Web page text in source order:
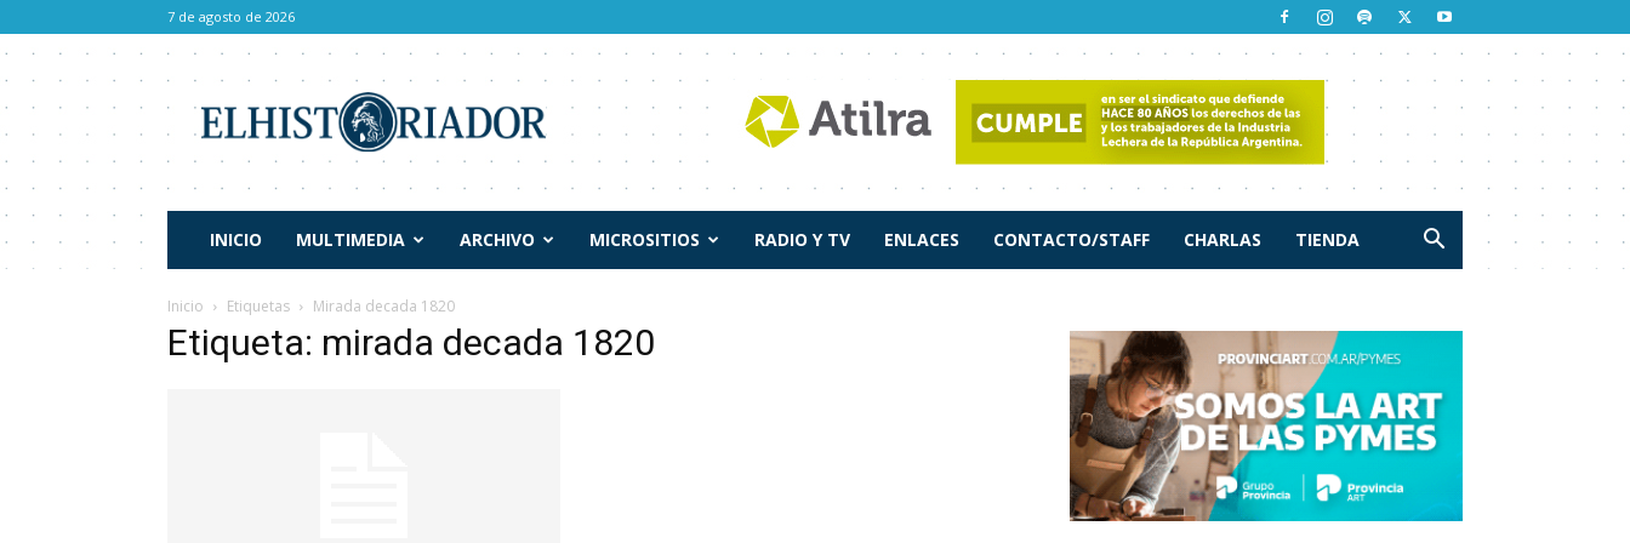
7 de agosto de 2026
Historiador
INICIO MULTIMEDIA ARCHIVO MICROSITIOS RADIO Y TV ENLACES CONTACTO/STAFF CHARLAS TIENDA
Inicio Etiquetas Mirada decada 1820
Etiqueta: mirada decada 1820